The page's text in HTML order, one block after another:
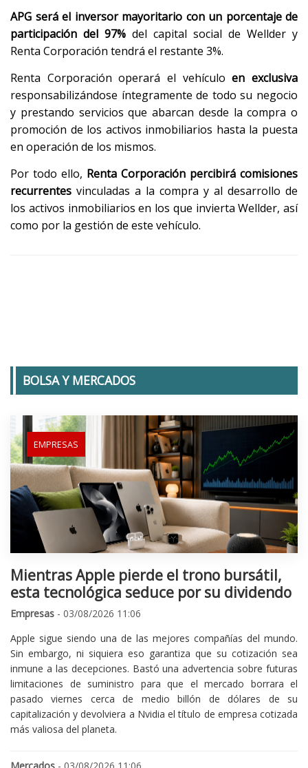
APG será el inversor mayoritario con un porcentaje de
participación del 97% del capital social de Wellder y
Renta Corporación tendrá el restante 3%.
Renta Corporación operará el vehículoen exclusiva
responsabilizándose íntegramente de todo su negocio
y prestando servicios que abarcan desde la compra o
promoción de los activos inmobiliarios hasta la puesta
en operación de los mismos.
Por todo ello, Renta Corporación percibirá comisiones
recurrentes vinculadas a la compra y al desarrollo de
los activos inmobiliarios en los que invierta Wellder, así
como por la gestión de este vehículo.
BOLSA Y MERCADOS
EMPRESAS
Mientras Apple pierde el trono bursátil,
esta tecnológica seduce por su dividendo
Empresas - 03/08/2026 11:06
Apple sigue siendo una de las mejores compañías del mundo.
Sin embargo, ni siquiera eso garantiza que su cotización sea
inmune a las decepciones. Bastó una advertencia sobre futuras
limitaciones de suministro para que el mercado borrara el
pasado viernes cerca de medio billón de dólares de su
capitalización y devolviera a Nvidia el título de empresa cotizada
más valiosa del planeta.